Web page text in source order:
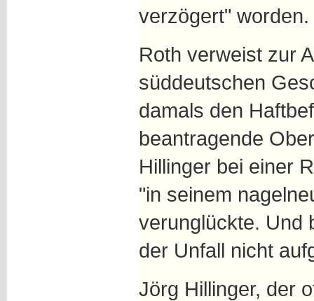
verzögert" worden.
Roth verweist zur
süddeutschen
damals den
beantragende
Hillinger bei einer
"in seinem
verunglückte. Und
der Unfall nicht
Jörg Hillinger, der